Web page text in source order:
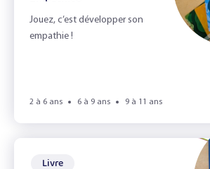
la fete d'école
Le Goût
Jouez, c’est développer son
empathie !
2 à 6 ans 6 à 9 ans 9 à 11 ans
Livre